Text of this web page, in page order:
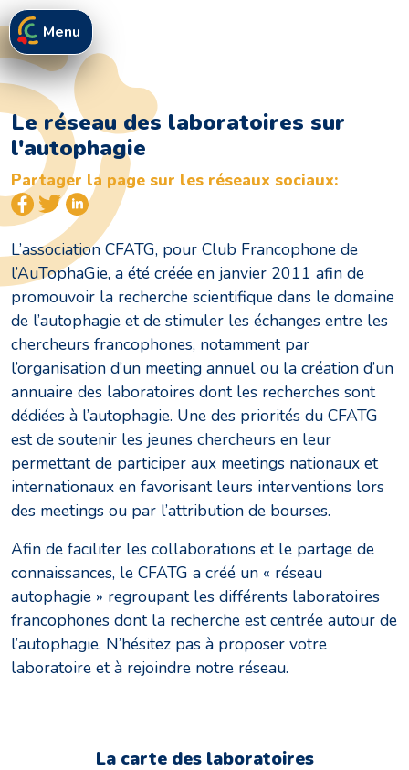
Menu
Le réseau des laboratoires sur
l'autophagie
Partager la page sur les réseaux sociaux:
L’association CFATG, pour Club Francophone de
l’AuTophaGie, a été créée en janvier 2011 afin de
promouvoir la recherche scientifique dans le domaine
de l’autophagie et de stimuler les échanges entre les
chercheurs francophones, notamment par
l’organisation d’un meeting annuel ou la création d’un
annuaire des laboratoires dont les recherches sont
dédiées à l’autophagie. Une des priorités du CFATG
est de soutenir les jeunes chercheurs en leur
permettant de participer aux meetings nationaux et
internationaux en favorisant leurs interventions lors
des meetings ou par l’attribution de bourses.
Afin de faciliter les collaborations et le partage de
connaissances, le CFATG a créé un « réseau
autophagie » regroupant les différents laboratoires
francophones dont la recherche est centrée autour de
l’autophagie. N’hésitez pas à proposer votre
laboratoire et à rejoindre notre réseau.
La carte des laboratoires